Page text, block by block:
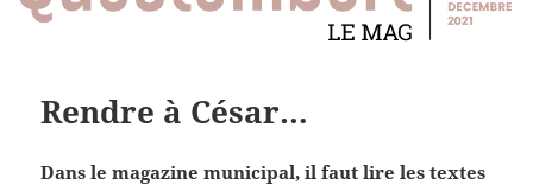
Rendre à César…
Dans le magazine municipal, il faut lire les textes